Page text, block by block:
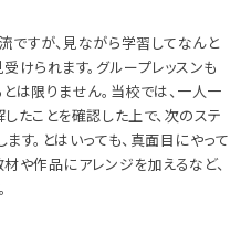
すが、見ながら学習してなんと
けられます。グループレッスンも
は限りません。当校では、一人一
たことを確認した上で、次のステ
す。とはいっても、真面目にやって
や作品にアレンジを加えるなど、